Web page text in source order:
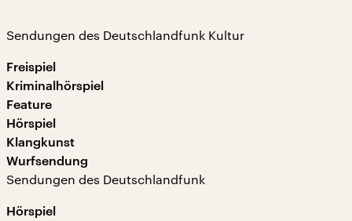
Sendungen des Deutschlandfunk Kultur
Freispiel
Kriminalhörspiel
Feature
Hörspiel
Klangkunst
Wurfsendung
Sendungen des Deutschlandfunk
Hörspiel